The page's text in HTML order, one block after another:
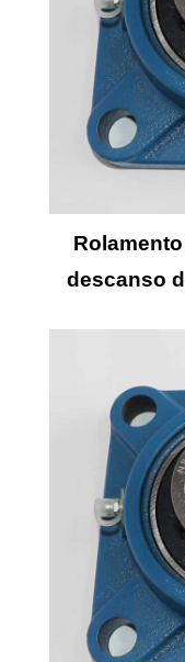
descanso